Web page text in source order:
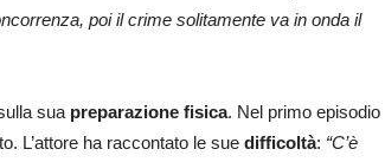
poi il crime solitamente va in onda il
sua preparazione fisica. Nel primo episodio
L’attore ha raccontato le sue difficoltà: “C’è